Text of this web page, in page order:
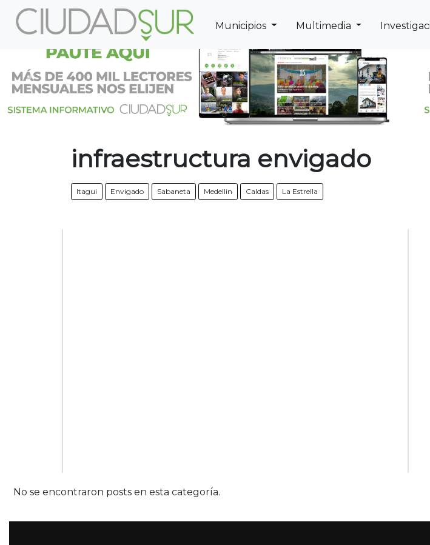
Municipios Multimedia
Previous Next
infraestructura envigado
Itagui Envigado Sabaneta Medellin Caldas La Estrella
No se encontraron posts en esta categoría.